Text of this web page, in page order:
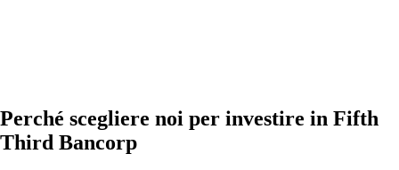
Perché scegliere noi per investire in Fifth
Third Bancorp